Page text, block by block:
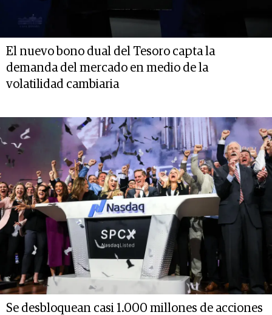
El nuevo bono dual del Tesoro capta la
demanda del mercado en medio de la
volatilidad cambiaria
Se desbloquean casi 1.000 millones de acciones